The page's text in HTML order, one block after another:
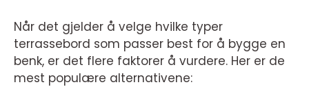
Når det gjelder å velge hvilke typer
terrassebord som passer best for å bygge en
benk, er det flere faktorer å vurdere. Her er de
mest populære alternativene: